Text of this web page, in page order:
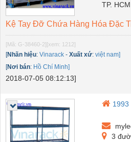
TP. HCM
Kệ Tay Đỡ Chứa Hàng Hóa Đặc
[Mã: G-38460-2] [xem: 1212]
[Nhãn hiệu: Vinarack - Xuất xứ: việt nam]
[Nơi bán: Hồ Chí Minh]
2018-07-05 08:12:13]
1993
3